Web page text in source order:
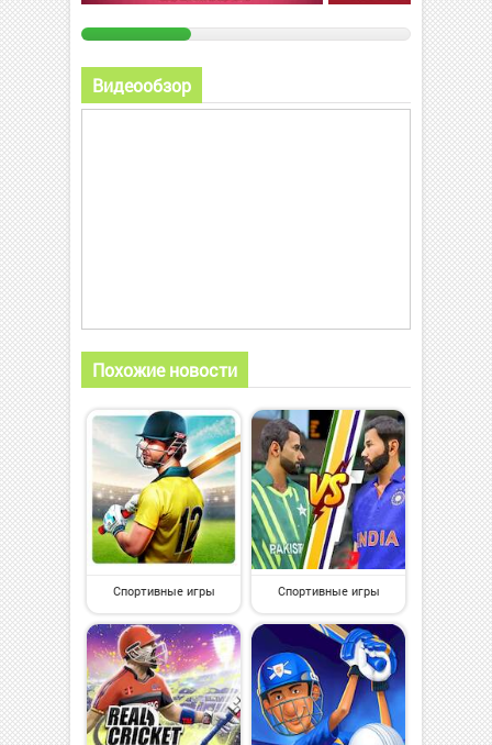
Видеообзор
Похожие новости
Спортивные игры Спортивные игры